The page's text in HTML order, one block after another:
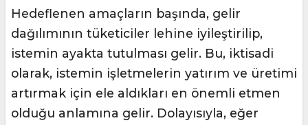
Hedeflenen amaçların başında, gelir
dağılımının tüketiciler lehine iyileştirilip,
istemin ayakta tutulması gelir. Bu, iktisadi
olarak, istemin işletmelerin yatırım ve üretimi
artırmak için ele aldıkları en önemli etmen
olduğu anlamına gelir. Dolayısıyla, eğer